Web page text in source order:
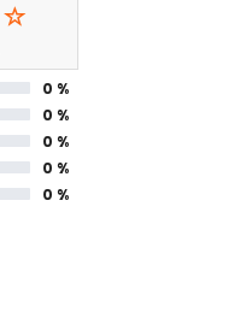
0 %
0 %
0 %
0 %
0 %